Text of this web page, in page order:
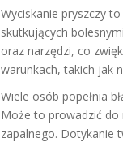
Wyciskanie pryszczy
skutkujących
oraz narzędzi, co
warunkach, takich jak
Wiele osób popełnia
Może to prowadzić do
zapalnego. Dotykanie